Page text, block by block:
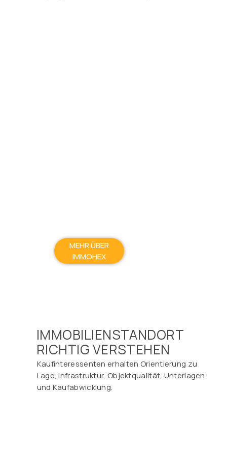
MEHR ÜBER
IMMOHEX
IMMOBILIENSTANDORT
RICHTIG VERSTEHEN
Kaufinteressenten erhalten Orientierung zu
Lage, Infrastruktur, Objektqualität, Unterlagen
und Kaufabwicklung.